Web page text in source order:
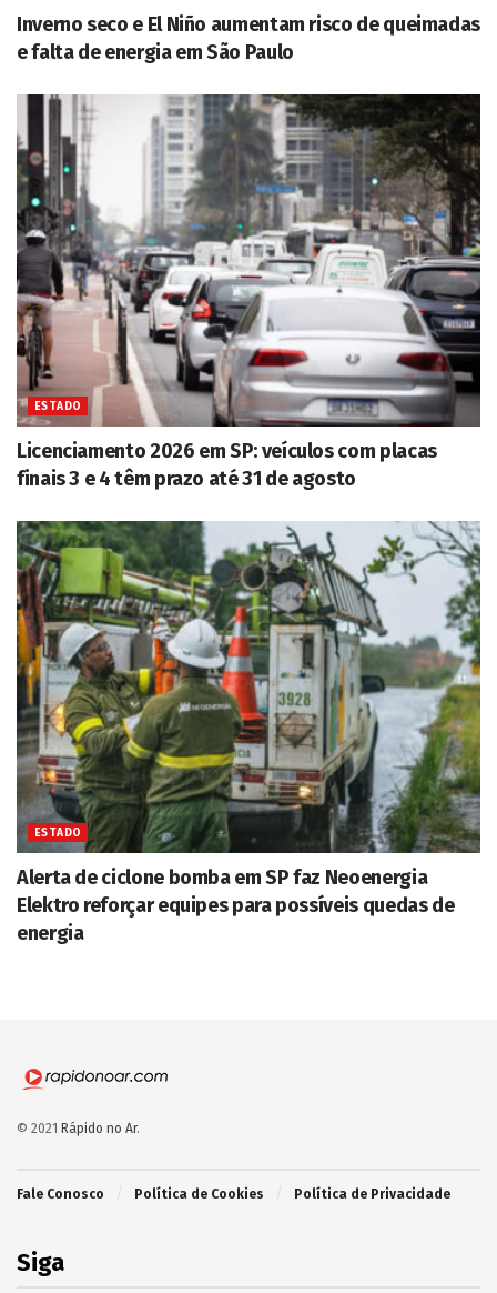
Inverno seco e El Niño aumentam risco de queimadas
e falta de energia em São Paulo
ESTADO
Licenciamento 2026 em SP: veículos com placas
finais 3 e 4 têm prazo até 31 de agosto
ESTADO
Alerta de ciclone bomba em SP faz Neoenergia
Elektro reforçar equipes para possíveis quedas de
energia
© 2021 Rápido no Ar.
Fale Conosco Política de Cookies Política de Privacidade
Siga